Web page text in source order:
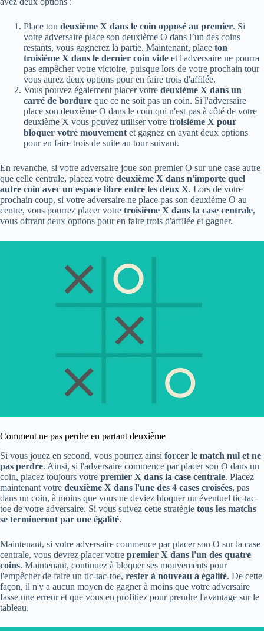
Place ton deuxième X dans le coin opposé au premier. Si
votre adversaire place son deuxième O dans l’un des coins
restants, vous gagnerez la partie. Maintenant, place ton
troisième X dans le dernier coin vide et l'adversaire ne pourra
pas empêcher votre victoire, puisque lors de votre prochain tour
vous aurez deux options pour en faire trois d'affilée.
Vous pouvez également placer votre deuxième X dans un
carré de bordure que ce ne soit pas un coin. Si l'adversaire
place son deuxième O dans le coin qui n'est pas à côté de votre
deuxième X vous pouvez utiliser votre troisième X pour
bloquer votre mouvement et gagnez en ayant deux options
pour en faire trois de suite au tour suivant.
En revanche, si votre adversaire joue son premier O sur une case autre
que celle centrale, placez votre deuxième X dans n'importe quel
autre coin avec un espace libre entre les deux X. Lors de votre
prochain coup, si votre adversaire ne place pas son deuxième O au
centre, vous pourrez placer votre troisième X dans la case centrale,
vous offrant deux options pour en faire trois d'affilée et gagner.
Comment ne pas perdre en partant deuxième
Si vous jouez en second, vous pourrez ainsi forcer le match nul et ne
pas perdre. Ainsi, si l'adversaire commence par placer son O dans un
coin, placez toujours votre premier X dans la case centrale. Placez
maintenant votre deuxième X dans l'une des 4 cases croisées, pas
dans un coin, à moins que vous ne deviez bloquer un éventuel tic-tac-
toe de votre adversaire. Si vous suivez cette stratégie tous les matchs
se termineront par une égalité.
Maintenant, si votre adversaire commence par placer son O sur la case
centrale, vous devrez placer votre premier X dans l'un des quatre
coins. Maintenant, continuez à bloquer ses mouvements pour
l'empêcher de faire un tic-tac-toe, rester à nouveau à égalité. De cette
façon, il n'y a aucun moyen de gagner à moins que votre adversaire
fasse une erreur et que vous en profitiez pour prendre l'avantage sur le
tableau.